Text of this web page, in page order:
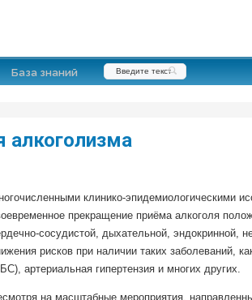
База знаний
алкоголизма
клинико-эпидемиологическими
прекращение приёма алкоголя
сосудистой, дыхательной, эндокринной,
рисков при наличии таких заболеваний,
артериальная гипертензия и многих других.
на масштабные мероприятия,